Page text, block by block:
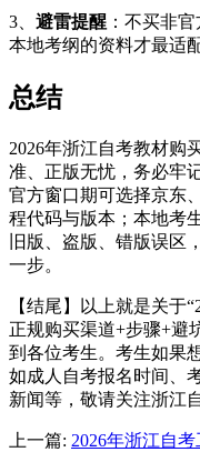
3、 避雷提醒 ：不买非
本地考纲的资料才最适配
总结
2026年浙江自考教材购
准、正版无忧，务必牢
官方窗口期可选择京东
程代码与版本；本地考
旧版、盗版、错版误区
一步。
【结尾】以上就是关于
正规购买渠道+步骤+避
到各位考生。考生如果
如成人自考报名时间、
新闻等，敬请关注浙江
上一篇: 2026年浙江自